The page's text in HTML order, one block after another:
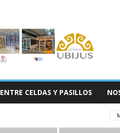
ENTRE CELDAS Y PASILLOS